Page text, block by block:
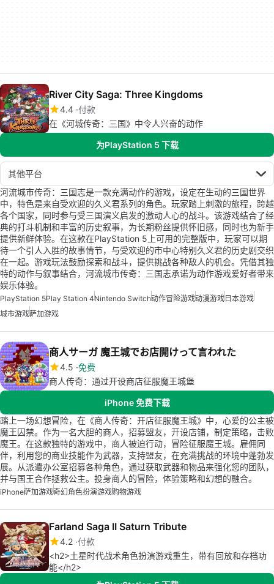
River City Saga: Three Kingdoms
4.4 付款
在《河城传奇：三国》中令人兴奋的动作
为PlayStation 5 下载
其他平台
河流城市传奇：三国志是一款充满动作的游戏，设定在生动的三国世界
中，特色是来自受欢迎的久义君系列的角色。玩家踏上刺激的旅程，跨越
各个国家，同时参与受三国演义启发的激动人心的战斗。该游戏结合了经
典的打斗机制和丰富的历史叙事，为长期粉丝提供怀旧感，同时也为新手
提供新鲜体验。在这款在PlayStation 5上可用的完整版中，玩家可以期
待一个引人入胜的故事情节，与受欢迎的市中心特别久义君的历史剧交织
在一起。游戏玩法鼓励探索和战斗，提供挑战各种敌人的机会。凭借其独
特的动作与叙事结合，河流城市传奇：三国志承诺为动作游戏爱好者带来
娱乐体验。
PlayStation 5Play Station 4Nintendo Switch动作冒险游戏动漫游戏日本游戏
城市游戏萨加游戏
商人サーガ 魔王城でお店開けって言われた
4.5 免费
商人传奇：通过开设商店征服魔王城堡
iPhone 免费下载
踏上一场幻想冒险，在《商人传奇：开店征服魔王城》中，心爱的公主被
魔王囚禁。作为一名大胆的商人，招募盟友，开设店铺，制定策略，击败
魔王。在这款独特的游戏中，商人被迫行动，冒险征服魔王城。雇佣同
伴，利用您的商业技能作为武器，支持盟友，在充满挑战的环境中蓬勃发
展。从派遣办公室招募各种角色，通过获取武器和物品来强化您的团队，
并与国王合作拯救公主。投身商人的冒险，体验策略和幻想的融合。
iPhone萨加游戏奇幻角色扮演游戏购物游戏
Farland Saga II Saturn Tribute
4.2 付款
<h2>土星时代战术角色扮演游戏重生，带有回放和存档功
能</h2>